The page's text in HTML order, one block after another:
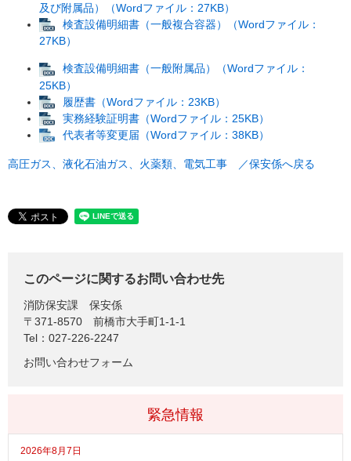
及び附属品）（Wordファイル：27KB）
検査設備明細書（一般複合容器）（Wordファイル：
27KB）
検査設備明細書（一般附属品）（Wordファイル：
25KB）
履歴書（Wordファイル：23KB）
実務経験証明書（Wordファイル：25KB）
代表者等変更届（Wordファイル：38KB）
高圧ガス、液化石油ガス、火薬類、電気工事 ／保安係へ戻る
このページに関するお問い合わせ先
消防保安課
保安係
〒371-8570
前橋市大手町1-1-1
Tel：027-226-2247
お問い合わせフォーム
緊急情報
2026年8月7日